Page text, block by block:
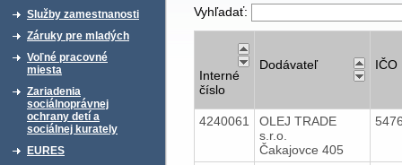
Služby zamestnanosti
Záruky pre mladých
Voľné pracovné
miesta
Zariadenia
sociálnoprávnej
ochrany detí a
sociálnej kurately
EURES
Vyhľadať:
Interné
číslo
Dodávateľ IČO
4240061
OLEJ TRADE
s.r.o.
Čakajovce 405